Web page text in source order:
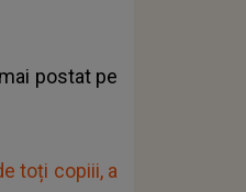
postat pe
toți copiii, a